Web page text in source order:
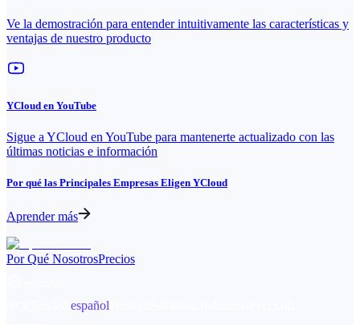
Ve la demostración para entender intuitivamente las características y
ventajas de nuestro producto
YCloud en YouTube
Sigue a YCloud en YouTube para mantenerte actualizado con las
últimas noticias e información
Por qué las Principales Empresas Eligen YCloud
Aprender más
Por Qué NosotrosPrecios
español